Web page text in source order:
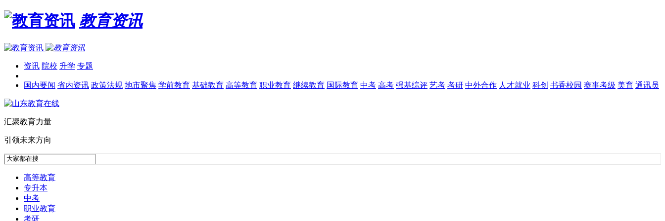
教育资讯
资讯 院校 升学 专题
国内要闻 省内资讯 政策法规 地市聚焦 学前教育 基础教育 高等教育 职业教育 继续教育 国际教育 中考 高考 强基综评 艺考 考研 中外合作 人才就业 科创 书香校园 赛事考级 美育 通讯员
汇聚教育力量
引领未来方向
高等教育
专升本
中考
职业教育
考研